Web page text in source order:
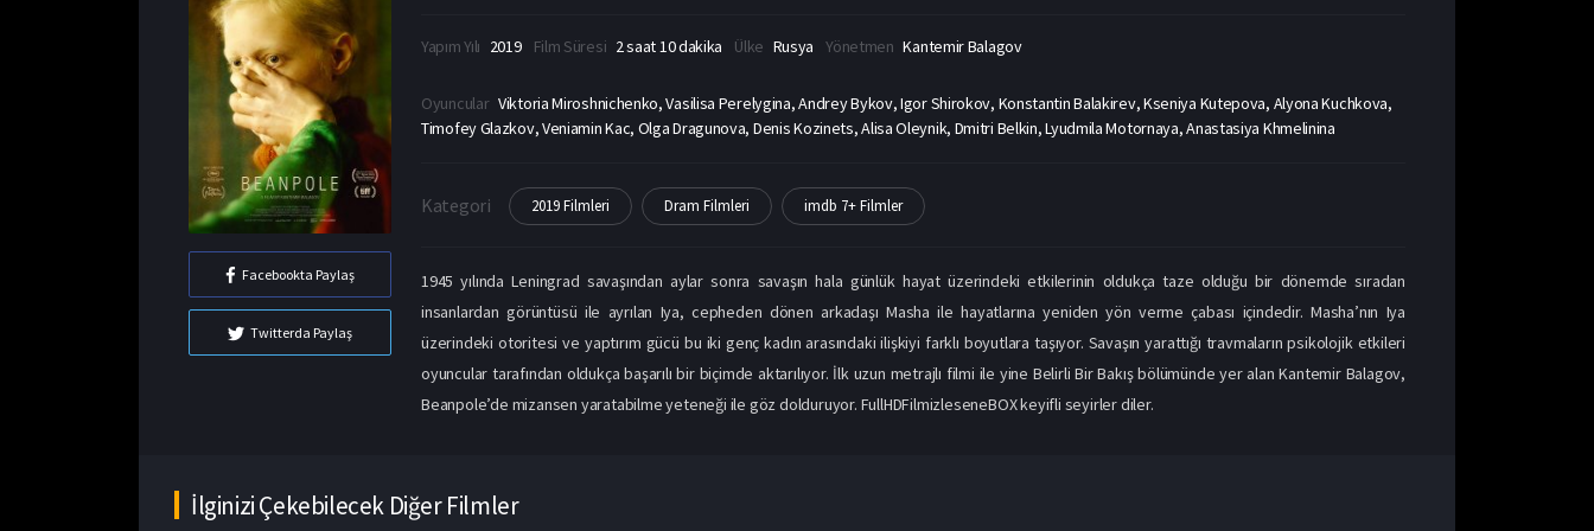
Facebookta Paylaş
Twitterda Paylaş
Yapım Yılı 2019 Film Süresi 2 saat 10 dakika Ülke Rusya Yönetmen Kantemir Balagov
Oyuncular Viktoria Miroshnichenko, Vasilisa Perelygina, Andrey Bykov, Igor Shirokov, Konstantin Balakirev, Kseniya Kutepova, Alyona Kuchkova,
Timofey Glazkov, Veniamin Kac, Olga Dragunova, Denis Kozinets, Alisa Oleynik, Dmitri Belkin, Lyudmila Motornaya, Anastasiya Khmelinina
Kategori 2019 Filmleri Dram Filmleri imdb 7+ Filmler
1945 yılında Leningrad savaşından aylar sonra savaşın hala günlük hayat üzerindeki etkilerinin oldukça taze olduğu bir dönemde sıradan
insanlardan görüntüsü ile ayrılan Iya, cepheden dönen arkadaşı Masha ile hayatlarına yeniden yön verme çabası içindedir. Masha’nın Iya
üzerindeki otoritesi ve yaptırım gücü bu iki genç kadın arasındaki ilişkiyi farklı boyutlara taşıyor. Savaşın yarattığı travmaların psikolojik etkileri
oyuncular tarafından oldukça başarılı bir biçimde aktarılıyor. İlk uzun metrajlı filmi ile yine Belirli Bir Bakış bölümünde yer alan Kantemir Balagov,
Beanpole’de mizansen yaratabilme yeteneği ile göz dolduruyor. FullHDFilmizleseneBOX keyifli seyirler diler.
İlginizi Çekebilecek Diğer Filmler